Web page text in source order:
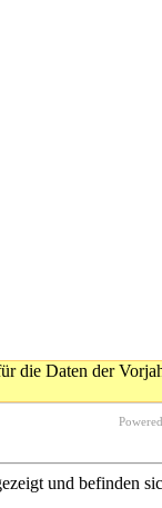
die Daten der
und befinden